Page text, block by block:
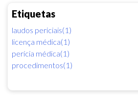
Etiquetas
laudos periciais(1)
licença médica(1)
perícia médica(1)
procedimentos(1)